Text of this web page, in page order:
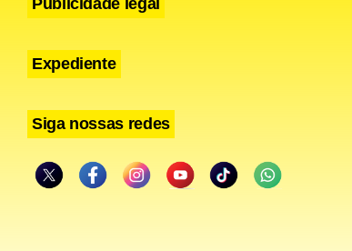
Expediente
Siga nossas redes